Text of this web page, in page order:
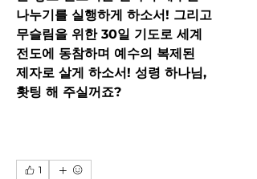
나누기를 실행하게 하소서! 그리고
무슬림을 위한 30일 기도로 세계
전도에 동참하며 예수의 복제된
제자로 살게 하소서! 성령 하나님,
홧팅 해 주실꺼죠?
1